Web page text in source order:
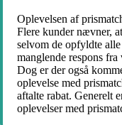
Oplevelsen af
Flere kunder nævner,
selvom de opfyldte
manglende respons
Dog er der også
oplevelse med
aftalte rabat. Generelt
oplevelser med